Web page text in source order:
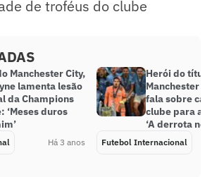
de troféus do clube
Manchester City,
lamenta lesão
da Champions
‘Meses duros
Há 3 anos
Herói do
Manchester
fala sobre
clube para a
‘A derrota
Futebol Internacional